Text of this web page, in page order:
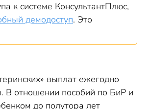
к системе КонсультантПлюс,
демодоступ. Это
выплат ежегодно
В отношении пособий по БиР и
до полутора лет